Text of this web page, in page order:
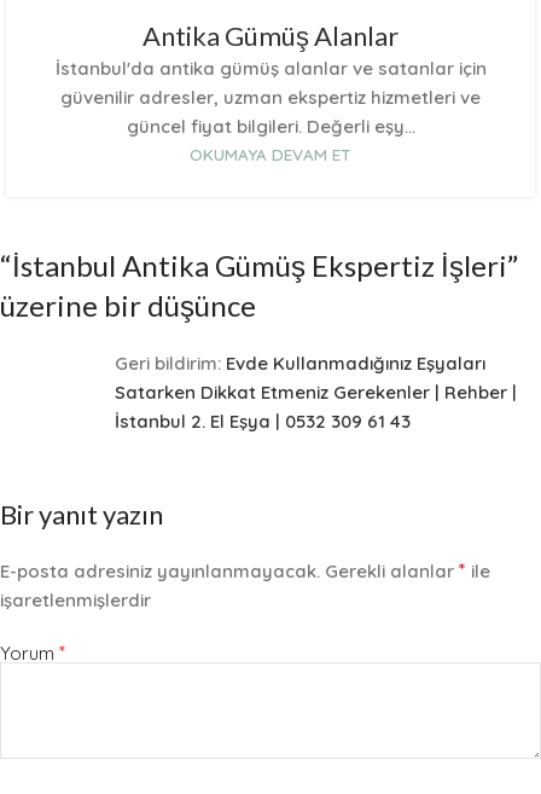
Antika Gümüş Alanlar
İstanbul'da antika gümüş alanlar ve satanlar için
güvenilir adresler, uzman ekspertiz hizmetleri ve
güncel fiyat bilgileri. Değerli eşy...
OKUMAYA DEVAM ET
“İstanbul Antika Gümüş Ekspertiz İşleri”
üzerine bir düşünce
Geri bildirim: Evde Kullanmadığınız Eşyaları
Satarken Dikkat Etmeniz Gerekenler | Rehber |
İstanbul 2. El Eşya | 0532 309 61 43
Bir yanıt yazın
E-posta adresiniz yayınlanmayacak. Gerekli alanlar * ile
işaretlenmişlerdir
Yorum *